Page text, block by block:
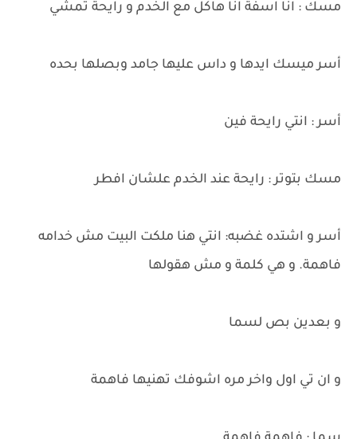
مسك : انا اسفة انا هاكل مع الخدم و رايحة تمشي
أسر ميسك ايدها و داس عليها جامد وبصلها بحده
أسر : انتي رايحة فين
مسك بتوتر : رايحة عند الخدم علشان افطر
أسر و اشتده غضبه: انتي هنا ملكت البيت مش خدامه
فاهمة. و هي كلمة و مش هقولها
و بعدين بص لسما
و ان تي اول واخر مره اشوفك تهنيها فاهمة